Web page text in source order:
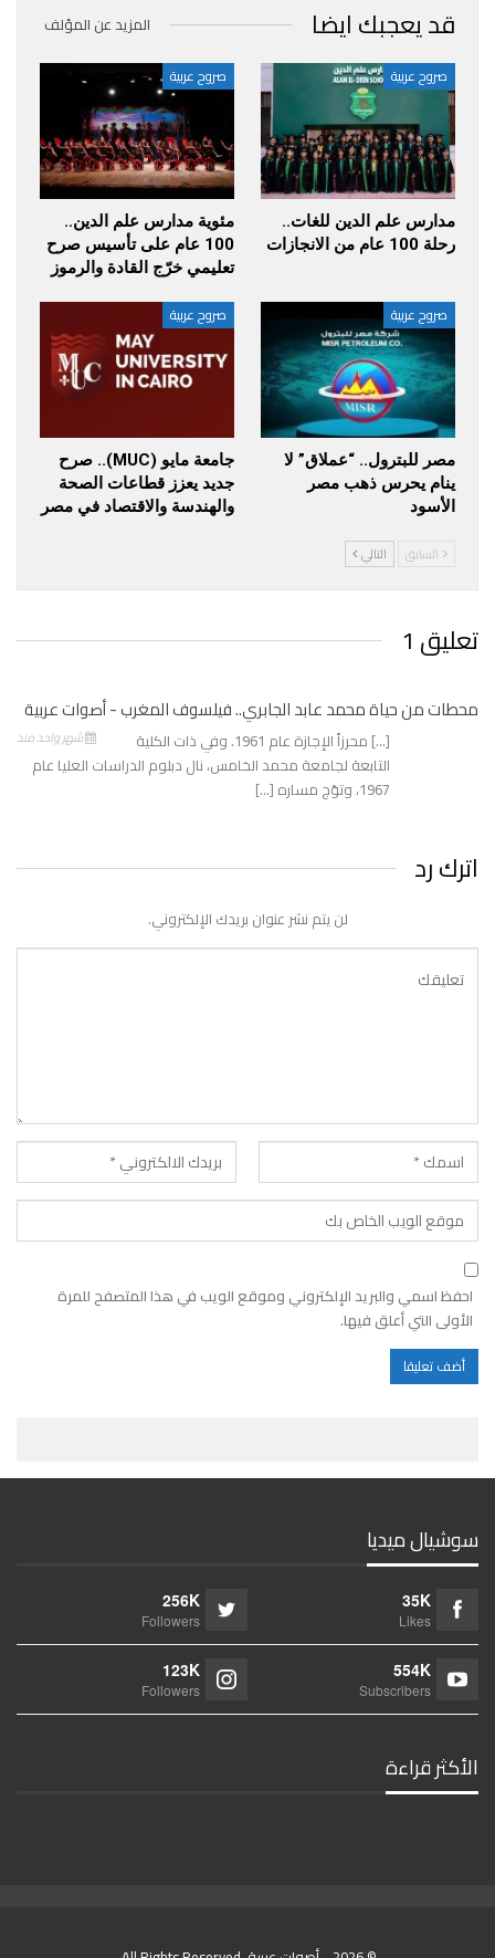
قد يعجبك ايضا المزيد عن المؤلف
صروح عربية
مدارس علم الدين للغات..
رحلة 100 عام من الانجازات
صروح عربية
مئوية مدارس علم الدين..
100 عام على تأسيس صرح
تعليمي خرّج القادة والرموز
صروح عربية
مصر للبترول.. “عملاق” لا
ينام يحرس ذهب مصر
الأسود
صروح عربية
جامعة مايو (MUC).. صرح
جديد يعزز قطاعات الصحة
والهندسة والاقتصاد في مصر
السابق التالي
تعليق 1
محطات من حياة محمد عابد الجابري.. فيلسوف المغرب - أصوات عربية
شهر واحد منذ
[…] محرزاً الإجازة عام 1961. وفي ذات الكلية
التابعة لجامعة محمد الخامس، نال دبلوم الدراسات العليا عام
1967، وتوّج مساره […]
اترك رد
لن يتم نشر عنوان بريدك الإلكتروني.
احفظ اسمي والبريد الإلكتروني وموقع الويب في هذا المتصفح للمرة
الأولى التي أعلق فيها.
سوشيال ميديا
35K
Likes
256K
Followers
554K
Subscribers
123K
Followers
الأكثر قراءة